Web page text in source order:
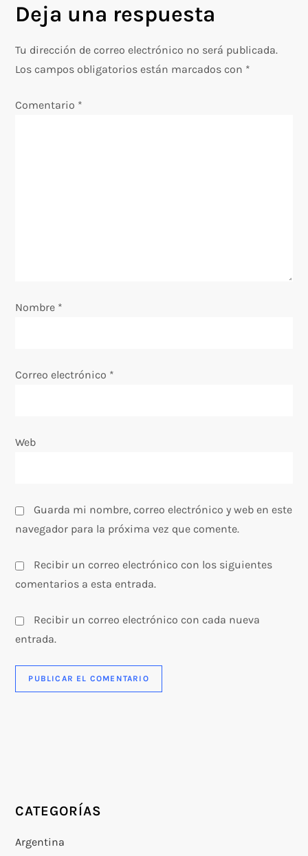
g
a
n
r
d
s
Deja una respuesta
Tu dirección de correo electrónico no será publicada.
Los campos obligatorios están marcados con *
Comentario *
Nombre *
Correo electrónico *
Web
Guarda mi nombre, correo electrónico y web en este
navegador para la próxima vez que comente.
Recibir un correo electrónico con los siguientes
comentarios a esta entrada.
Recibir un correo electrónico con cada nueva
entrada.
CATEGORÍAS
Argentina